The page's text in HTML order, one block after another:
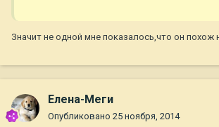
Значит не одной мне показалось,что он похож
Елена-Меги
Опубликовано 25 ноября, 2014